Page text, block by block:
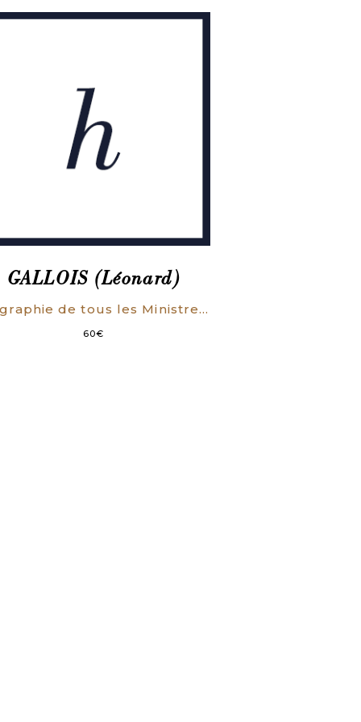
GALLOIS (Léonard)
Biographie de tous les Ministres, depuis la constitution de 1791 jusqu’à nos jours. Deuxième édition.
60€